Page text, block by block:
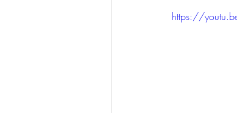
https://